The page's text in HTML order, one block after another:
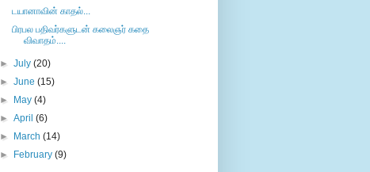
டயானாவின் காதல்...
பிரபல பதிவர்களுடன் கலைஞர் கதை
விவாதம்....
►July(20)
►June(15)
►
May(4)
►April(6)
►
March(14)
►
February(9)